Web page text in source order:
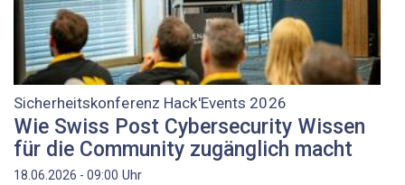
Sicherheitskonferenz Hack'Events 2026
Wie Swiss Post Cybersecurity Wissen
für die Community zugänglich macht
18.06.2026 - 09:00 Uhr